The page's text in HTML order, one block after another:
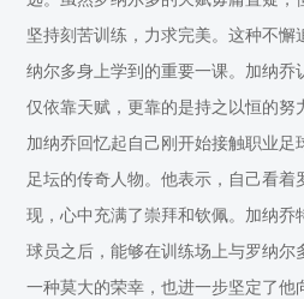
坚持刻苦训练，力求完美。这种不懈
纳尔多身上学到的重要一课。加纳乔
仅依靠天赋，更靠的是持之以恒的努
加纳乔回忆起自己刚开始接触职业足
足坛的传奇人物。他表示，自己看着
现，心中充满了崇拜和钦佩。加纳乔
球员之后，能够在训练场上与罗纳尔
一种莫大的荣幸，也进一步坚定了他